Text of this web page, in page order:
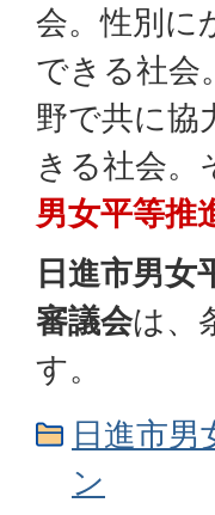
会。性別に
できる社会。
野で共に協
きる社会。
男女平等推
日進市男女
審議会は、
す。
日進市男
ン